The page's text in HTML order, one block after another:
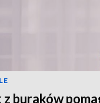
z buraków